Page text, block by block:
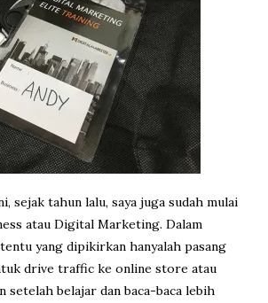
sejak tahun lalu, saya juga sudah mulai
atau Digital Marketing. Dalam
yang dipikirkan hanyalah pasang
drive traffic ke online store atau
setelah belajar dan baca-baca lebih